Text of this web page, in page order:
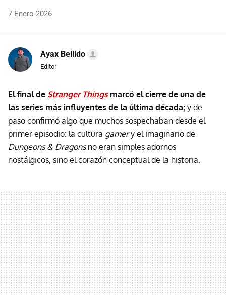
7 Enero 2026
Ayax Bellido
Editor
El final de Stranger Thingsmarcó el cierre de una de
las series más influyentes de la última década; y de
paso confirmó algo que muchos sospechaban desde el
primer episodio: la cultura gamery el imaginario de
Dungeons & Dragonsno eran simples adornos
nostálgicos, sino el corazón conceptual de la historia.